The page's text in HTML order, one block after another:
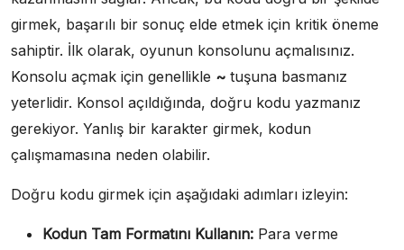
girmek, başarılı bir sonuç elde etmek için kritik öneme
sahiptir. İlk olarak, oyunun konsolunu açmalısınız.
Konsolu açmak için genellikle ~ tuşuna basmanız
yeterlidir. Konsol açıldığında, doğru kodu yazmanız
gerekiyor. Yanlış bir karakter girmek, kodun
çalışmamasına neden olabilir.
Doğru kodu girmek için aşağıdaki adımları izleyin:
Kodun Tam Formatını Kullanın: Para verme